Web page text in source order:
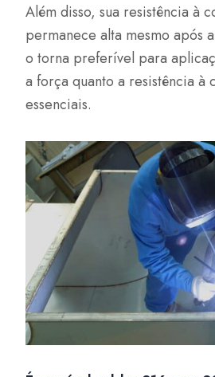
Além disso, sua resistência à
permanece alta mesmo após
o torna preferível para
a força quanto a resistência à
essenciais.